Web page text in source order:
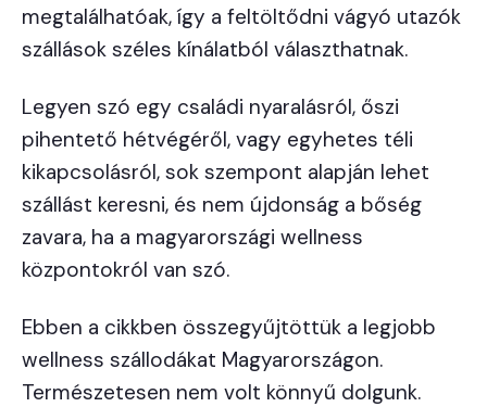
megtalálhatóak, így a feltöltődni vágyó utazók
szállások széles kínálatból választhatnak.
Legyen szó egy családi nyaralásról, őszi
pihentető hétvégéről, vagy egyhetes téli
kikapcsolásról, sok szempont alapján lehet
szállást keresni, és nem újdonság a bőség
zavara, ha a magyarországi wellness
központokról van szó.
Ebben a cikkben összegyűjtöttük a legjobb
wellness szállodákat Magyarországon.
Természetesen nem volt könnyű dolgunk.